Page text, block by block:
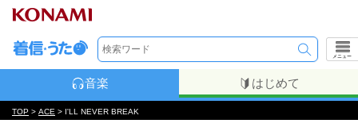
メニュー
音楽 はじめて
TOP > ACE > I'LL NEVER BREAK